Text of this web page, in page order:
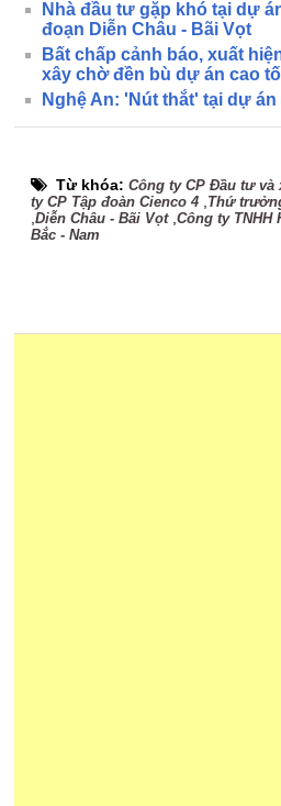
Nhà đầu tư gặp khó tại dự
đoạn Diễn Châu - Bãi Vọt
Bất chấp cảnh báo, xuất
xây chờ đền bù dự án cao
Nghệ An: 'Nút thắt' tại dự
Từ khóa:Công ty CP Đầu tư và
ty CP Tập đoàn Cienco 4 Thứ
,Diễn Châu - Bãi Vọt,Công ty TNHH
Bắc - Nam